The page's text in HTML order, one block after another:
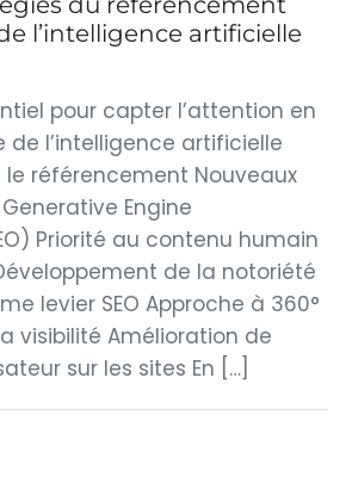
l’intelligence artificielle
pour capter l’attention en
de l’intelligence artificielle
référencement Nouveaux
Engine
Priorité au contenu humain
de la notoriété
levier SEO Approche à 360°
visibilité Amélioration de
sur les sites En […]